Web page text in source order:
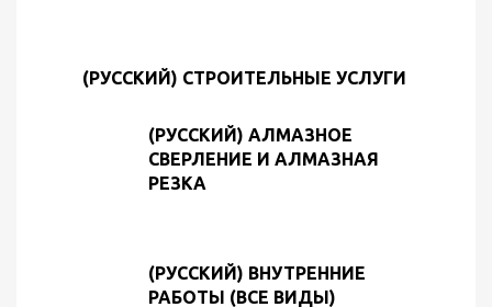
(РУССКИЙ) СТРОИТЕЛЬНЫЕ УСЛУГИ
(РУССКИЙ) АЛМАЗНОЕ
СВЕРЛЕНИЕ И АЛМАЗНАЯ
РЕЗКА
(РУССКИЙ) ВНУТРЕННИЕ
РАБОТЫ (ВСЕ ВИДЫ)